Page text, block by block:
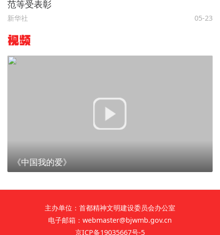
范等受表彰
新华社 05-23
视频
《中国我的爱》
主办单位：首都精神文明建设委员会办公室
电子邮箱：webmaster@bjwmb.gov.cn
京ICP备19035667号-5